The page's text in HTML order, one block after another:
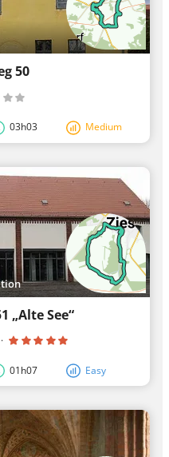
50
03h03 Medium
„Alte See“
·
01h07 Easy